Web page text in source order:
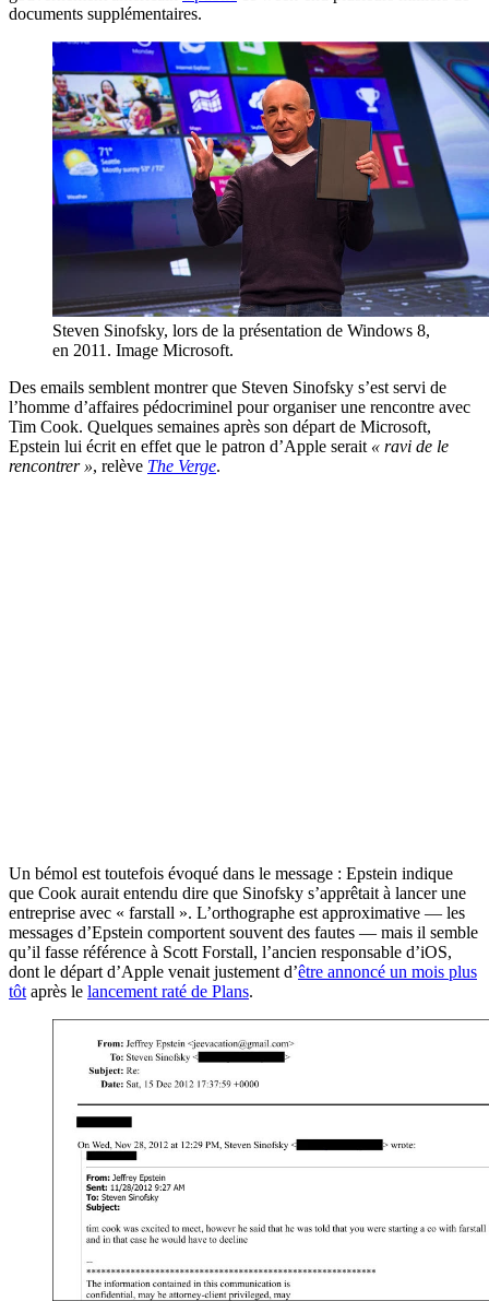
documents supplémentaires.
Steven Sinofsky, lors de la présentation de Windows 8,
en 2011. Image Microsoft.
Des emails semblent montrer que Steven Sinofsky s’est servi de
l’homme d’affaires pédocriminel pour organiser une rencontre avec
Tim Cook. Quelques semaines après son départ de Microsoft,
Epstein lui écrit en effet que le patron d’Apple serait « ravi de le
rencontrer », relève The Verge.
Un bémol est toutefois évoqué dans le message : Epstein indique
que Cook aurait entendu dire que Sinofsky s’apprêtait à lancer une
entreprise avec « farstall ». L’orthographe est approximative — les
messages d’Epstein comportent souvent des fautes — mais il semble
qu’il fasse référence à Scott Forstall, l’ancien responsable d’iOS,
dont le départ d’Apple venait justement d’être annoncé un mois plus
tôt après le lancement raté de Plans.